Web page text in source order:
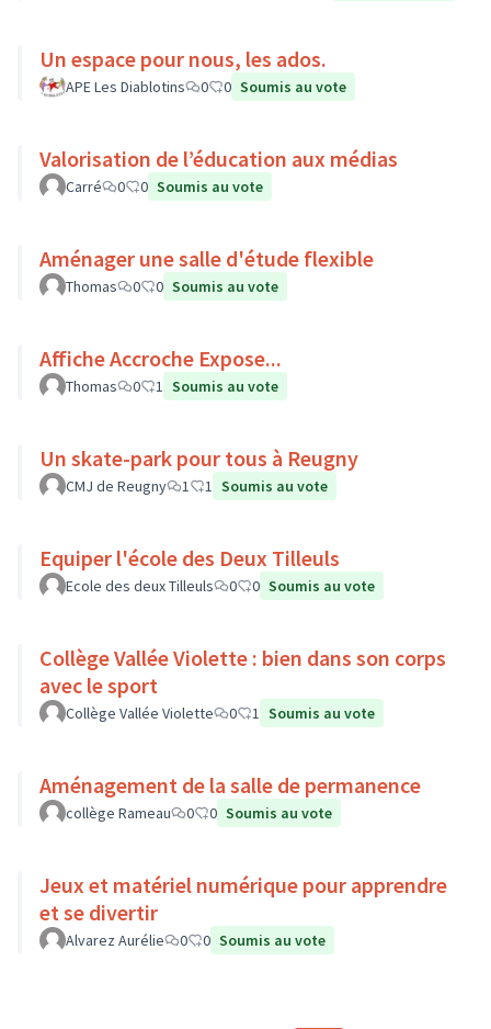
Un espace pour nous, les ados.
APE Les Diablotins 0 0 Soumis au vote
Valorisation de l’éducation aux médias
Carré 0 0 Soumis au vote
Aménager une salle d'étude flexible
Thomas 0 0 Soumis au vote
Affiche Accroche Expose...
Thomas 0 1 Soumis au vote
Un skate-park pour tous à Reugny
CMJ de Reugny 1 1 Soumis au vote
Equiper l'école des Deux Tilleuls
Ecole des deux Tilleuls 0 0 Soumis au vote
Collège Vallée Violette : bien dans son corps
avec le sport
Collège Vallée Violette 0 1 Soumis au vote
Aménagement de la salle de permanence
collège Rameau 0 0 Soumis au vote
Jeux et matériel numérique pour apprendre
et se divertir
Alvarez Aurélie 0 0 Soumis au vote